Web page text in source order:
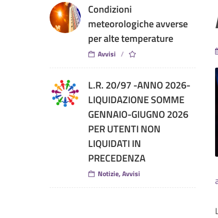
Condizioni
meteorologiche avverse
per alte temperature
Avvisi
L.R. 20/97 -ANNO 2026-
LIQUIDAZIONE SOMME
GENNAIO-GIUGNO 2026
PER UTENTI NON
LIQUIDATI IN
PRECEDENZA
Notizie, Avvisi